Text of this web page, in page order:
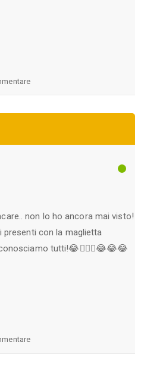
non lo ho ancora mai visto!
presenti con la maglietta
tutti!😂🤦🏻‍♀️😂😂😂